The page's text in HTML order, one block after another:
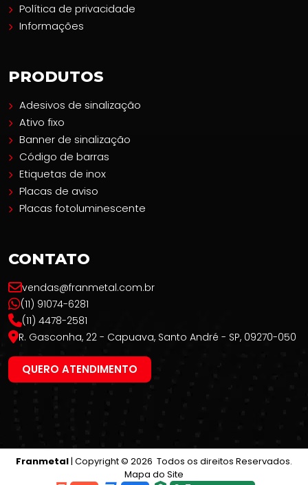
Política de privacidade
Informações
PRODUTOS
Adesivos de sinalização
Ativo fixo
Banner de sinalização
Código de barras
Etiquetas de inox
Placas de aviso
Placas fotoluminescente
CONTATO
vendas@franmetal.com.br
(11) 91074-6281
(11) 4478-2581
R. Gasconha, 22 - Capuava, Santo André - SP, 09270-050
QUERO ATENDIMENTO
Franmetal| Copyright © 2026 Todos os direitos Reservados.
Mapa do Site